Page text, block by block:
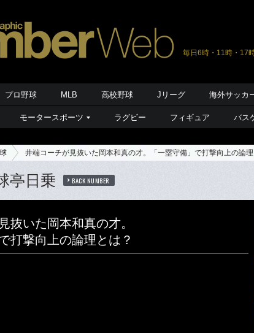
毎日6時・11時・17
プロ野球 MLB 高校野球 Jリーグ 海外サッカ
モータースポーツ ラグビー フィギュア バス
井端コーチが見抜いた岡本和真の才。「一塁守備」で打撃向上の論理
亭日乗 BACK NUMBER
抜いた岡本和真の才。
打撃向上の論理とは？